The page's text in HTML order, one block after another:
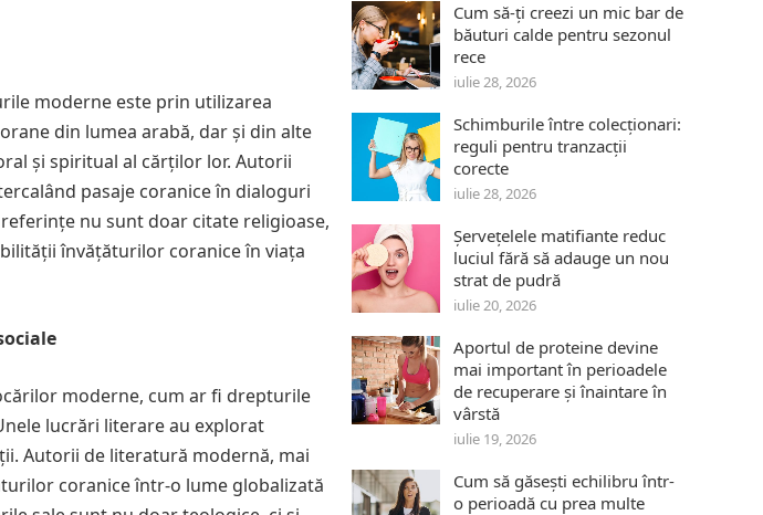
moderne este prin utilizarea
din lumea arabă, dar și din alte
și spiritual al cărților lor. Autorii
pasaje coranice în dialoguri
nu sunt doar citate religioase,
învățăturilor coranice în viața
moderne, cum ar fi drepturile
lucrări literare au explorat
Autorii de literatură modernă, mai
coranice într-o lume globalizată
Cum să-ți creezi un mic bar de
băuturi calde pentru sezonul
rece
iulie 28, 2026
Schimburile între colecționari:
reguli pentru tranzacții
corecte
iulie 28, 2026
Șervețelele matifiante reduc
luciul fără să adauge un nou
strat de pudră
iulie 20, 2026
Aportul de proteine devine
mai important în perioadele
de recuperare și înaintare în
vârstă
iulie 19, 2026
Cum să găsești echilibru într-
o perioadă cu prea multe